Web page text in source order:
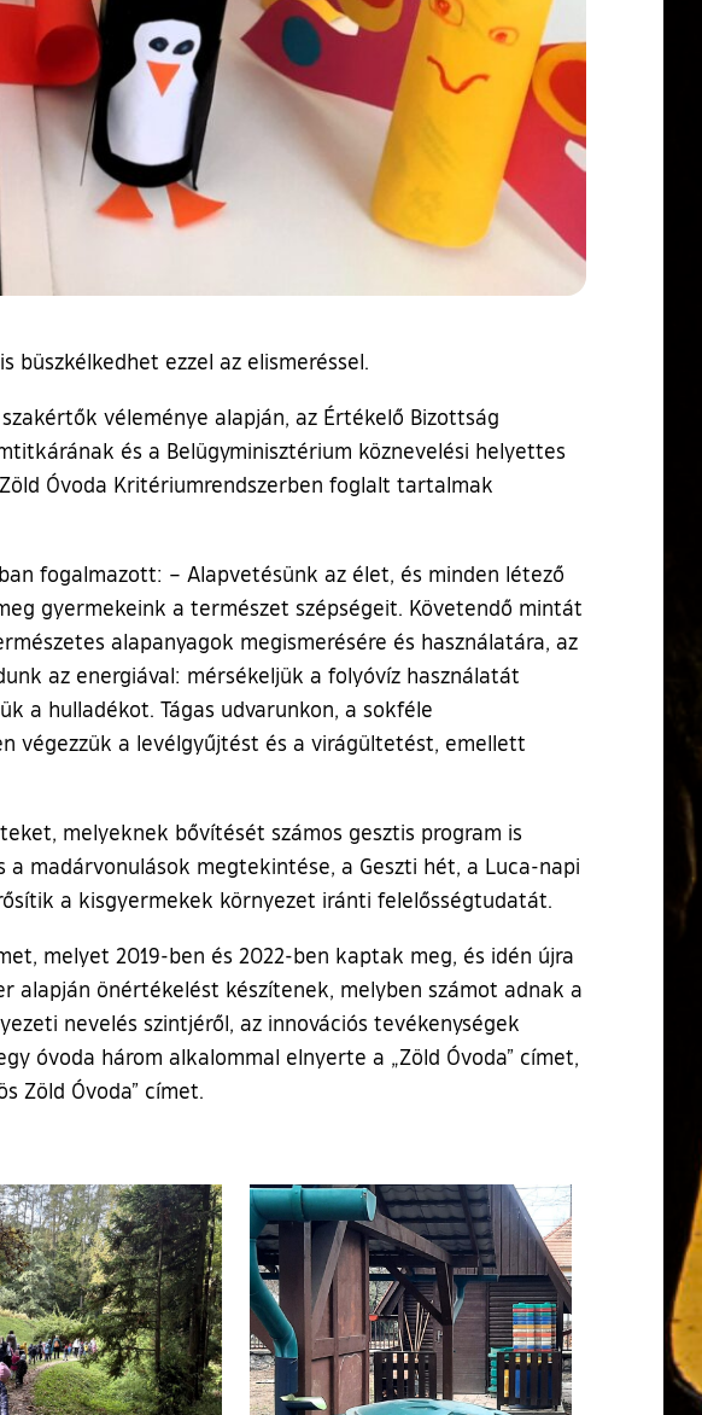
ezzel az elismeréssel.
véleménye alapján, az Értékelő Bizottság
és a Belügyminisztérium köznevelési helyettes
Óvoda Kritériumrendszerben foglalt tartalmak
fogalmazott: – Alapvetésünk az élet, és minden létező
gyermekeink a természet szépségeit. Követendő mintát
alapanyagok megismerésére és használatára, az
az energiával: mérsékeljük a folyóvíz használatát
a hulladékot. Tágas udvarunkon, a sokféle
végezzük a levélgyűjtést és a virágültetést, emellett
melyeknek bővítését számos gesztis program is
madárvonulások megtekintése, a Geszti hét, a Luca-napi
a kisgyermekek környezet iránti felelősségtudatát.
melyet 2019-ben és 2022-ben kaptak meg, és idén újra
alapján önértékelést készítenek, melyben számot adnak a
nevelés szintjéről, az innovációs tevékenységek
óvoda három alkalommal elnyerte a „Zöld Óvoda” címet,
Zöld Óvoda” címet.